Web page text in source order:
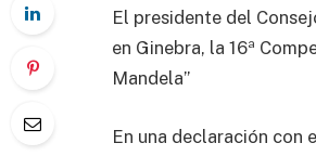
El presidente del
en Ginebra, la 16ª
Mandela”
En una declaración con